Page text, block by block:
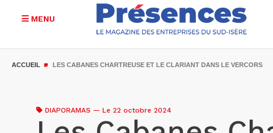
MENU
ACCUEIL LES CABANES CHARTREUSE ET LE CLARIANT DANS LE VERCORS
DIAPORAMAS — Le 22 octobre 2024